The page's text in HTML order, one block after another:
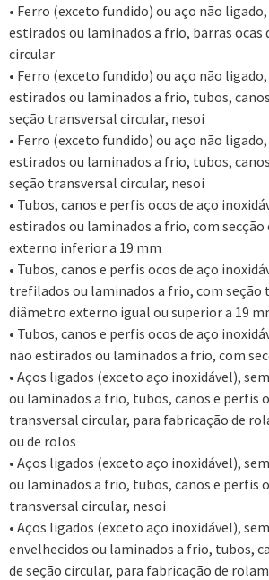
• Ferro (exceto fundido) ou aço não
estirados ou laminados a frio, barras ocas
circular
• Ferro (exceto fundido) ou aço não
estirados ou laminados a frio, tubos,
seção transversal circular, nesoi
• Ferro (exceto fundido) ou aço não
estirados ou laminados a frio, tubos,
seção transversal circular, nesoi
• Tubos, canos e perfis ocos de aço
estirados ou laminados a frio, com
externo inferior a 19 mm
• Tubos, canos e perfis ocos de aço
trefilados ou laminados a frio, com seção
diâmetro externo igual ou superior a 19
• Tubos, canos e perfis ocos de aço
não estirados ou laminados a frio, com
• Aços ligados (exceto aço inoxidável),
ou laminados a frio, tubos, canos e perfis
transversal circular, para fabricação de
ou de rolos
• Aços ligados (exceto aço inoxidável),
ou laminados a frio, tubos, canos e perfis
transversal circular, nesoi
• Aços ligados (exceto aço inoxidável),
envelhecidos ou laminados a frio, tubos,
de seção circular, para fabricação de